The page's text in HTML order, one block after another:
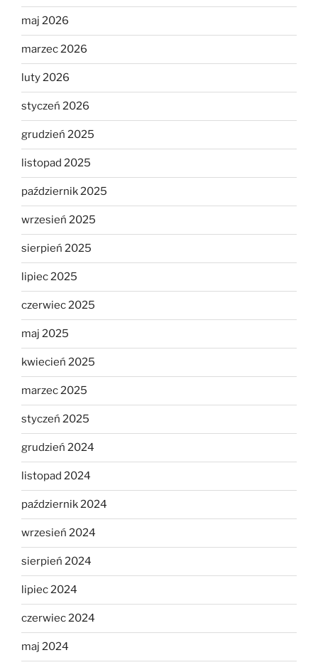
maj 2026
marzec 2026
luty 2026
styczeń 2026
grudzień 2025
listopad 2025
październik 2025
wrzesień 2025
sierpień 2025
lipiec 2025
czerwiec 2025
maj 2025
kwiecień 2025
marzec 2025
styczeń 2025
grudzień 2024
listopad 2024
październik 2024
wrzesień 2024
sierpień 2024
lipiec 2024
czerwiec 2024
maj 2024